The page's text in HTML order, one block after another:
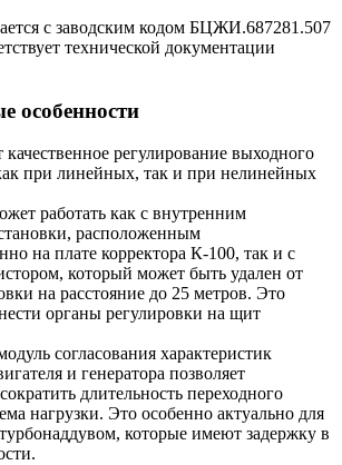
с заводским кодом БЦЖИ.687281.507
технической документации
особенности
качественное регулирование выходного
при линейных, так и при нелинейных
работать как с внутренним
расположенным
на плате корректора К-100, так и с
который может быть удален от
на расстояние до 25 метров. Это
органы регулировки на щит
согласования характеристик
и генератора позволяет
длительность переходного
нагрузки. Это особенно актуально для
которые имеют задержку в